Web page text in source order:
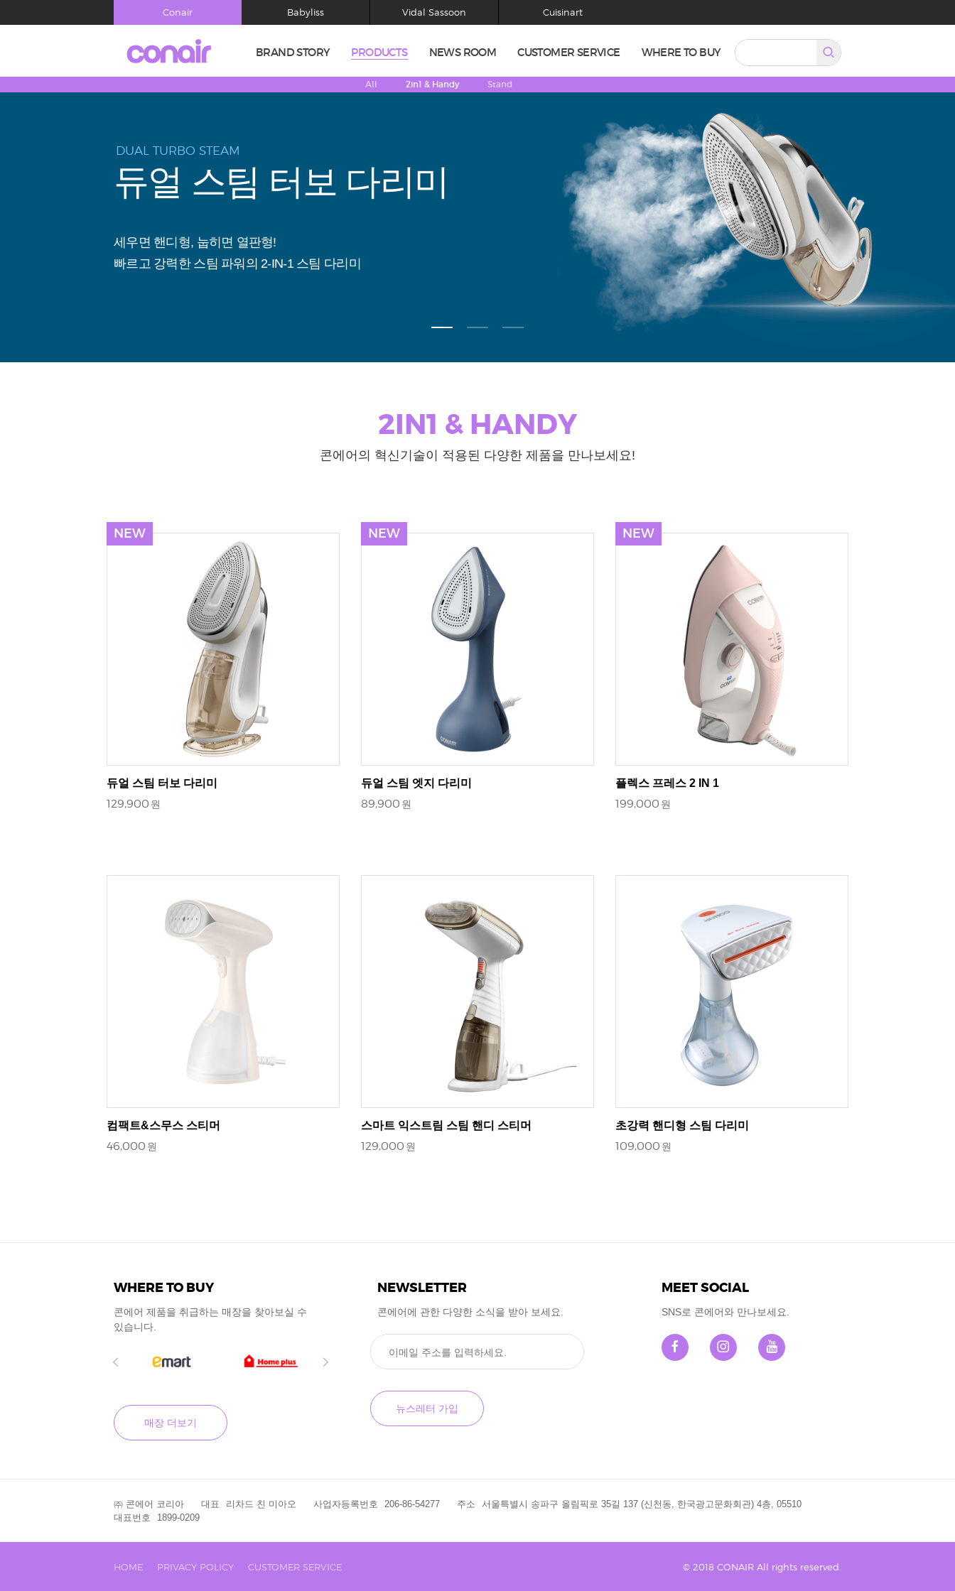
Conair Babyliss Vidal Sassoon Cuisinart
BRAND STORY PRODUCTS
All 2in1 & Handy Stand
NEWS ROOM CUSTOMER SERVICE WHERE TO BUY
12-IN-ONE MULTI-TASKING GARMENT STEAMER
12 in 1 다기능 스팀 다리미
12가지 기능을 한 번에, 다기능 스팀 마스터!
7가지 전문 노즐로 완벽한 다림질과
2IN1 & HANDY
콘에어의 혁신기술이 적용된 다양한 제품을 만나보세요!
듀얼 스팀 터보 다리미
129,900 원
듀얼 스팀 엣지 다리미
89,900 원
플렉스 프레스 2 IN 1
199,000 원
컴팩트&스무스 스티머
46,000 원
스마트 익스트림 스팀 핸디 스티머
129,000 원
초강력 핸디형 스팀 다리미
109,000 원
WHERE TO BUY
콘에어 제품을 취급하는 매장을 찾아보실 수
있습니다.
매장 더보기
NEWSLETTER
콘에어에 관한 다양한 소식을 받아 보세요.
MEET SOCIAL
SNS로 콘에어와 만나보세요.
㈜ 콘에어 코리아 대표 리차드 친 미아오 사업자등록번호 206-86-54277 주소
서울특별시 송파구 올림픽로 35길 137 (신천동, 한국광고문화회관) 4층, 05510
대표번호
1899-0209
HOME PRIVACY POLICY CUSTOMER SERVICE © 2018 CONAIR All rights reserved.